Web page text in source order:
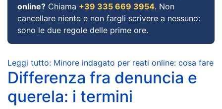
online? Chiama +39 335 669 3954. Non
cancellare niente e non fargli scrivere a nessuno:
sono le due regole delle prime ore.
Leggi tutto: Minore indagato per reati online: cosa fare
Differenza fra denuncia e
querela: i termini